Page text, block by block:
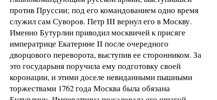
против Пруссии; под его командованием одно время
служил сам Суворов. Петр III вернул его в Москву.
Именно Бутурлин приводил москвичей к присяге
императрице Екатерине II после очередного
дворцового переворота, выступив ее сторонником. За
это государыня поручила ему подготовку своей
коронации, и этими доселе невиданными пышными
торжествами 1762 года Москва была обязана